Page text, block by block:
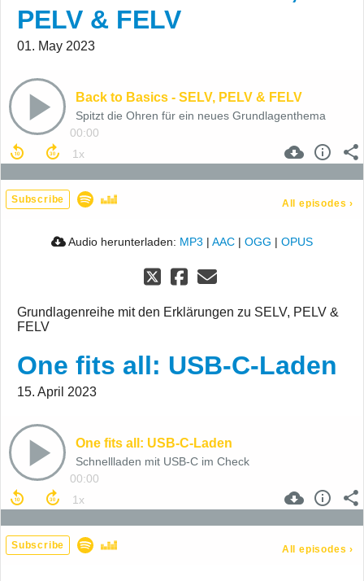
PELV & FELV
01. May 2023
Back to Basics - SELV, PELV & FELV
Spitzt die Ohren für ein neues Grundlagenthema
00:00
Subscribe All episodes ›
Audio herunterladen: MP3 | AAC | OGG | OPUS
Grundlagenreihe mit den Erklärungen zu SELV, PELV &
FELV
One fits all: USB-C-Laden
15. April 2023
One fits all: USB-C-Laden
Schnellladen mit USB-C im Check
00:00
Subscribe All episodes ›